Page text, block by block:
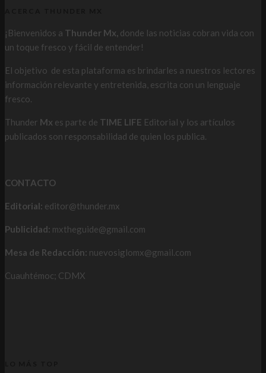
¡Bienvenidos a Thunder Mx, donde las noticias cobran vida con
un toque fresco y fácil de entender!
El objetivo de esta plataforma es brindarles a nuestros lectores
información relevante y entretenida, escrita con un lenguaje
fresco.
Thunder Mx es parte de TIME LIFE Editorial y los artículos
publicados son responsabilidad de quien los publica.
CONTACTO
Editorial: editor@thunder.mx
Publicidad: mxtheguide@gmail.com
Mesa de Redacción: nuevosiglomx@gmail.com
Cuauhtémoc; CDMX